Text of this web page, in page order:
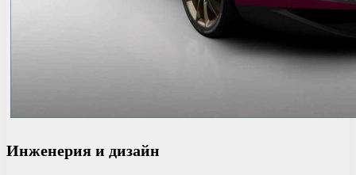
Инженерия и дизайн